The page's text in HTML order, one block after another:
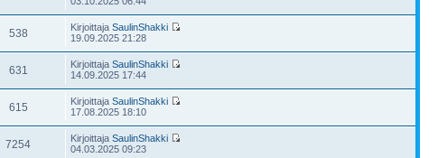
538 KirjoittajaSaulinShakki
19.09.2025 21:28
631 KirjoittajaSaulinShakki
14.09.2025 17:44
615 KirjoittajaSaulinShakki
17.08.2025 18:10
7254 KirjoittajaSaulinShakki
04.03.2025 09:23